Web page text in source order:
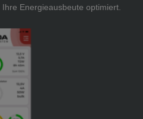
Energieausbeute optimiert.